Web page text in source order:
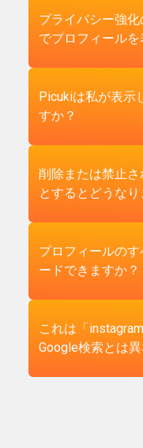
覧者リストであり
ューワーページで
ルオーナーは、匿
らかの訪問が発生
した人」を表示
スは、偽のデー
データとプラッ
標を増加させます
なることを意味し
作を復元するため
ックを強制しな
トからプロフィ
グします。どの
りません。
フォロワー数とフ
リックプロフィー
以上古いキャッシ
りません。プロフ
は、Instagramが
で更新するため
した場合、1つま
能性があることで
め、数は表示さ
プライバシー強
でプロフィール
はい、実際に保
Chrome、Safari、
り、Picukiでさえ
ができません。
ウザ → Picuki →
ト。プロフィー
覧履歴が重要に
は、これが推奨
Picukiは私が表示
すか？
いいえ。プロフィ
サーバーからオン
ントに紐づく閲
が設定するセッシ
の側でも最小限
は、シークレット
削除または禁止
とするとどうなり
アカウントが所
Instagramによっ
は「プロフィー
ッセージを返しま
プロフィールの
ードできますか？
一括ダウンロー
クリックで一度に
これは「
Google検索とは